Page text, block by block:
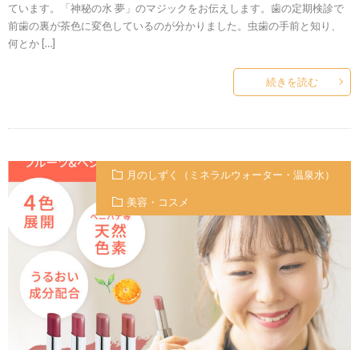
ています。「神秘の水 夢」のマジックをお伝えします。歯の定期検診で
前歯の裏が茶色に変色しているのが分かりました。虫歯の手前と知り、
何とか […]
続きを読む
月のしずく（ミネラルウォーター・温泉水）
美容・コスメ